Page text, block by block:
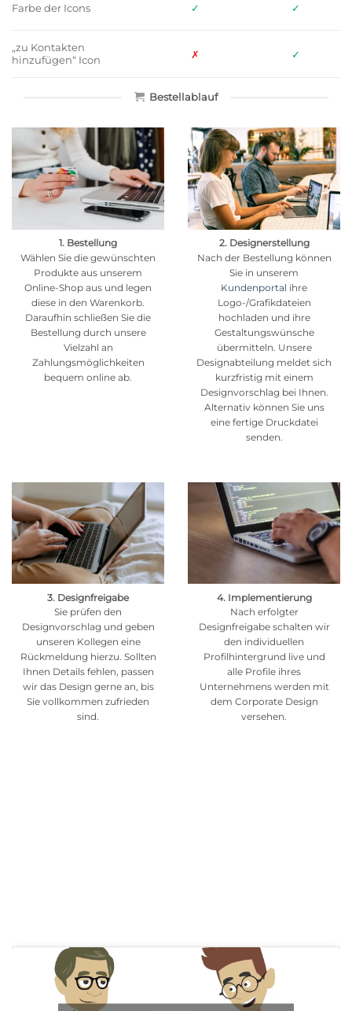
Farbe der Icons ✓ ✓
„zu Kontakten
hinzufügen“ Icon
✗ ✓
Bestellablauf
1. Bestellung
Wählen Sie die gewünschten
Produkte aus unserem
Online-Shop aus und legen
diese in den Warenkorb.
Daraufhin schließen Sie die
Bestellung durch unsere
Vielzahl an
Zahlungsmöglichkeiten
bequem online ab.
2. Designerstellung
Nach der Bestellung können
Sie in unserem
Kundenportal ihre
Logo-/Grafikdateien
hochladen und ihre
Gestaltungswünsche
übermitteln. Unsere
Designabteilung meldet sich
kurzfristig mit einem
Designvorschlag bei Ihnen.
Alternativ können Sie uns
eine fertige Druckdatei
senden.
3. Designfreigabe
Sie prüfen den
Designvorschlag und geben
unseren Kollegen eine
Rückmeldung hierzu. Sollten
Ihnen Details fehlen, passen
wir das Design gerne an, bis
Sie vollkommen zufrieden
sind.
4. Implementierung
Nach erfolgter
Designfreigabe schalten wir
den individuellen
Profilhintergrund live und
alle Profile ihres
Unternehmens werden mit
dem Corporate Design
versehen.